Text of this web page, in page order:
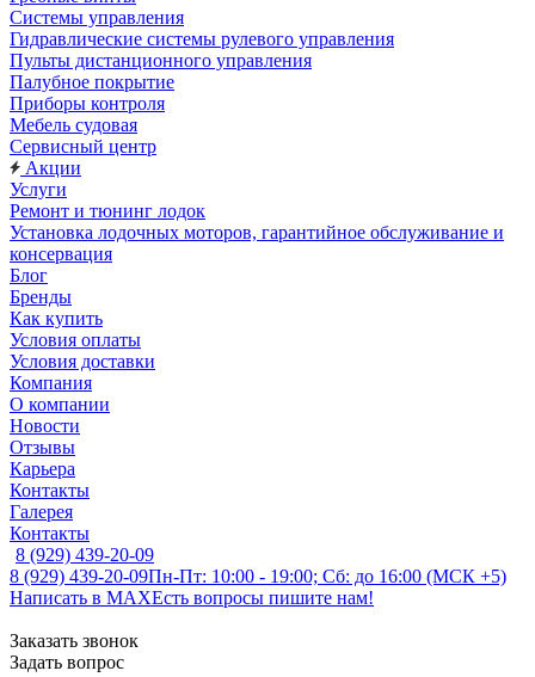
Системы управления
Гидравлические системы рулевого управления
Пульты дистанционного управления
Палубное покрытие
Приборы контроля
Мебель судовая
Сервисный центр
Акции
Услуги
Ремонт и тюнинг лодок
Установка лодочных моторов, гарантийное обслуживание и
консервация
Блог
Бренды
Как купить
Условия оплаты
Условия доставки
Компания
О компании
Новости
Отзывы
Карьера
Контакты
Галерея
Контакты
8 (929) 439-20-09
8 (929) 439-20-09Пн-Пт: 10:00 - 19:00; Сб: до 16:00 (МСК +5)
Написать в MAXЕсть вопросы пишите нам!
Заказать звонок
Задать вопрос